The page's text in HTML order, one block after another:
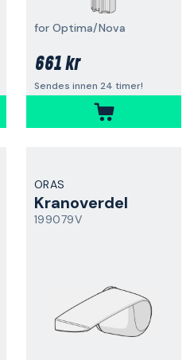
for Optima/Nova
661 kr
Sendes innen 24 timer!
ORAS
Kranoverdel
199079V